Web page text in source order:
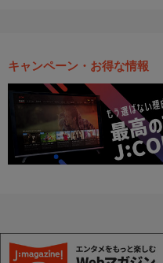
キャンペーン・お得な情報